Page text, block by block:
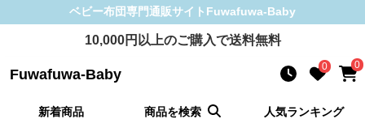
ベビー布団専門通販サイト Fuwafuwa-Baby
10,000円以上のご購入で送料無料
Fuwafuwa-Baby 0 0
新着商品 商品を検索 人気ランキング